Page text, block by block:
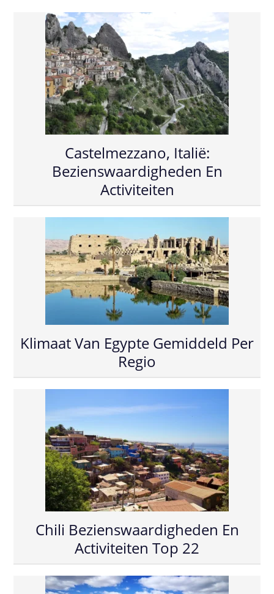
Castelmezzano, Italië:
Bezienswaardigheden En
Activiteiten
Klimaat Van Egypte Gemiddeld Per
Regio
Chili Bezienswaardigheden En
Activiteiten Top 22